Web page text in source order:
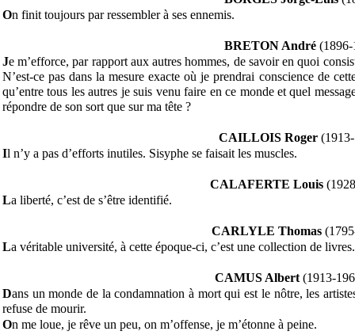
On finit toujours par ressembler à ses ennemis.
BRETON André (1896-
Je m’efforce, par rapport aux autres hommes, de savoir en quoi
N’est-ce pas dans la mesure exacte où je prendrai conscience de
qu’entre tous les autres je suis venu faire en ce monde et quel
répondre de son sort que sur ma tête ?
CAILLOIS Roger
Il n’y a pas d’efforts inutiles. Sisyphe se faisait les muscles.
CALAFERTE Louis
La liberté, c’est de s’être identifié.
CARLYLE Thomas
La véritable université, à cette époque-ci, c’est une collection de livres.
CAMUS Albert (1913-
Dans un monde de la condamnation à mort qui est le nôtre, les
refuse de mourir.
On me loue, je rêve un peu, on m’offense, je m’étonne à peine.